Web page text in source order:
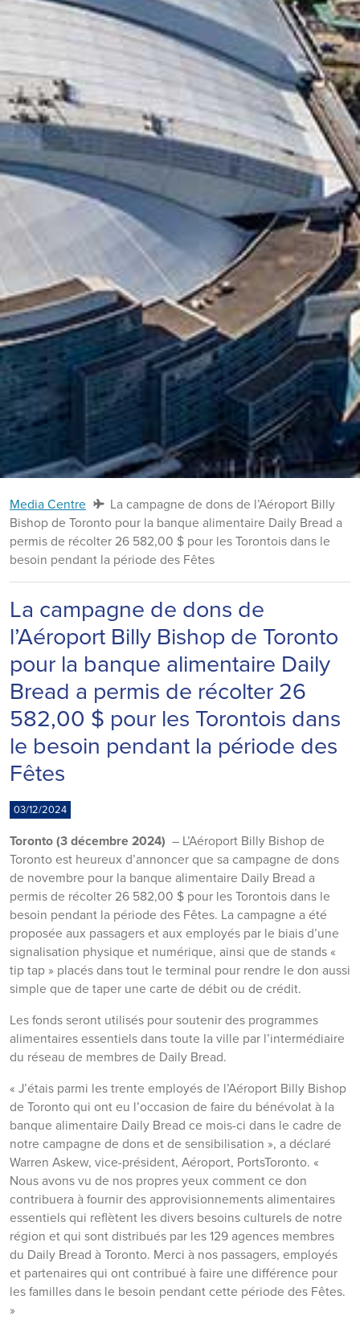
Media Centre
La campagne de dons de l’Aéroport Billy
Bishop de Toronto pour la banque alimentaire Daily Bread a
permis de récolter 26 582,00 $ pour les Torontois dans le
besoin pendant la période des Fêtes
La campagne de dons de
l’Aéroport Billy Bishop de Toronto
pour la banque alimentaire Daily
Bread a permis de récolter 26
582,00 $ pour les Torontois dans
le besoin pendant la période des
Fêtes
03/12/2024
Toronto (3 décembre 2024) – L’Aéroport Billy Bishop de
Toronto est heureux d’annoncer que sa campagne de dons
de novembre pour la banque alimentaire Daily Bread a
permis de récolter 26 582,00 $ pour les Torontois dans le
besoin pendant la période des Fêtes. La campagne a été
proposée aux passagers et aux employés par le biais d’une
signalisation physique et numérique, ainsi que de stands «
tip tap » placés dans tout le terminal pour rendre le don aussi
simple que de taper une carte de débit ou de crédit.
Les fonds seront utilisés pour soutenir des programmes
alimentaires essentiels dans toute la ville par l’intermédiaire
du réseau de membres de Daily Bread.
« J’étais parmi les trente employés de l’Aéroport Billy Bishop
de Toronto qui ont eu l’occasion de faire du bénévolat à la
banque alimentaire Daily Bread ce mois-ci dans le cadre de
notre campagne de dons et de sensibilisation », a déclaré
Warren Askew, vice-président, Aéroport, PortsToronto. «
Nous avons vu de nos propres yeux comment ce don
contribuera à fournir des approvisionnements alimentaires
essentiels qui reflètent les divers besoins culturels de notre
région et qui sont distribués par les 129 agences membres
du Daily Bread à Toronto. Merci à nos passagers, employés
et partenaires qui ont contribué à faire une différence pour
les familles dans le besoin pendant cette période des Fêtes.
»